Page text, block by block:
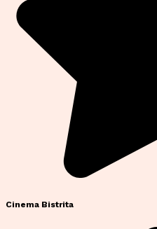
Cinema Bistrita